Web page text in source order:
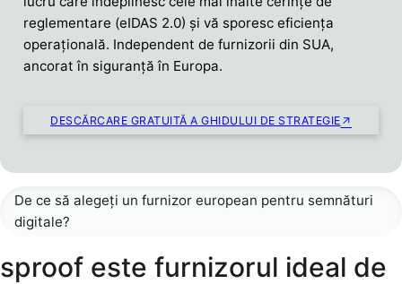
reglementare (eIDAS 2.0) și vă sporesc eficiența
operațională. Independent de furnizorii din SUA,
ancorat în siguranță în Europa.
DESCĂRCARE GRATUITĂ A GHIDULUI DE STRATEGIE
sproof este furnizorul ideal de
De ce să alegeți un furnizor european pentru semnături
digitale?